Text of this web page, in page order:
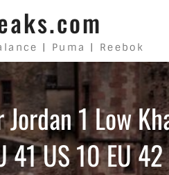
| Puma | Reebok
1 Low
41 US 10 EU